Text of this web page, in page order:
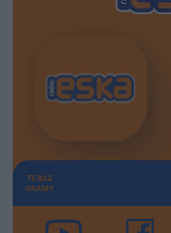
TERAZ
GRAMY